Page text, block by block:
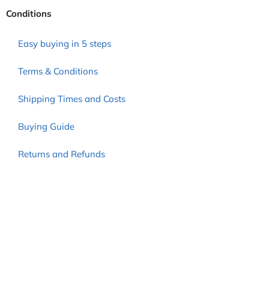
Conditions
Easy buying in 5 steps
Terms & Conditions
Shipping Times and Costs
Buying Guide
Returns and Refunds